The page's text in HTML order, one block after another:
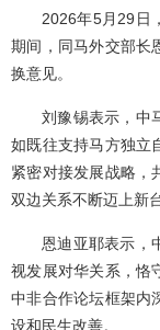
2026年5月29日
期间，同马外交部长
换意见。
刘豫锡表示，中
如既往支持马方独立
紧密对接发展战略，
双边关系不断迈上新
恩迪亚耶表示，
视发展对华关系，恪
中非合作论坛框架内
设和民生改善。